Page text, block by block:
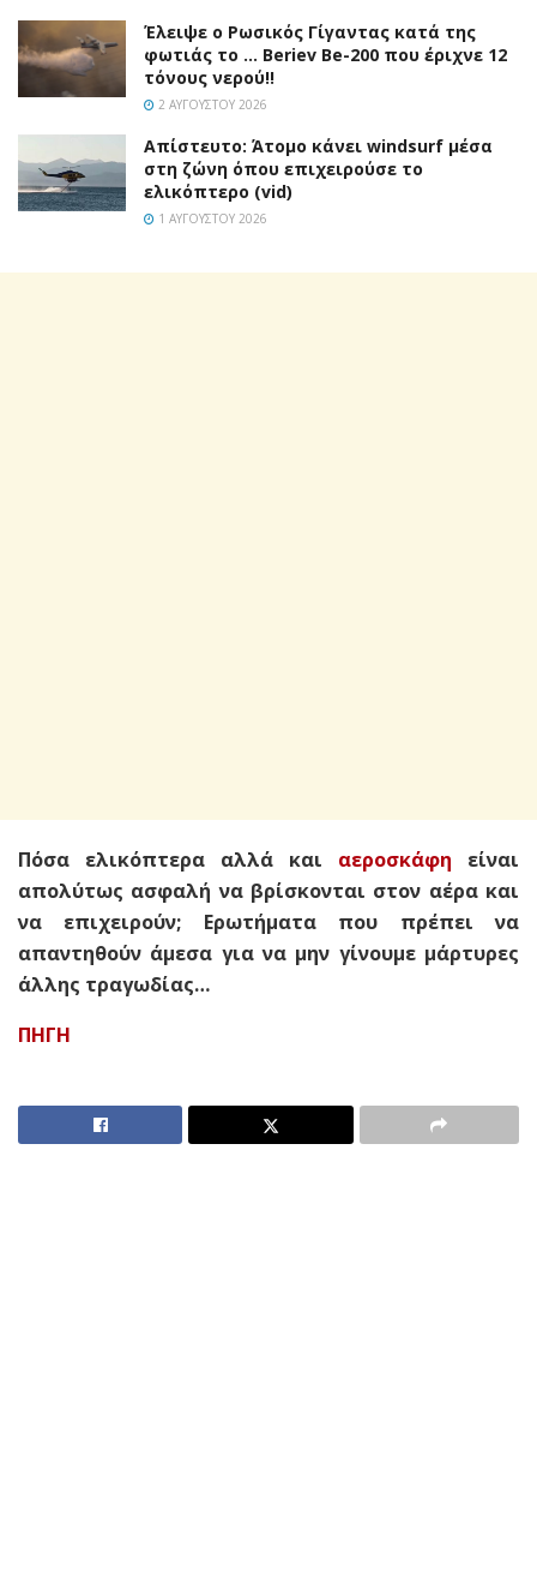
Έλειψε ο Ρωσικός Γίγαντας κατά της
φωτιάς το … Beriev Be-200 που έριχνε 12
τόνους νερού!!
2 ΑΥΓΟΎΣΤΟΥ 2026
Απίστευτο: Άτομο κάνει windsurf μέσα
στη ζώνη όπου επιχειρούσε το
ελικόπτερο (vid)
1 ΑΥΓΟΎΣΤΟΥ 2026
Πόσα ελικόπτερα αλλά και αεροσκάφη είναι
απολύτως ασφαλή να βρίσκονται στον αέρα και
να επιχειρούν; Ερωτήματα που πρέπει να
απαντηθούν άμεσα για να μην γίνουμε μάρτυρες
άλλης τραγωδίας…
ΠΗΓΗ